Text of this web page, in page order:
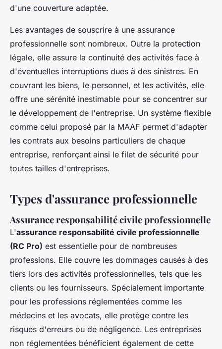
d'une couverture adaptée.
Les avantages de souscrire à une assurance
professionnelle sont nombreux. Outre la protection
légale, elle assure la continuité des activités face à
d'éventuelles interruptions dues à des sinistres. En
couvrant les biens, le personnel, et les activités, elle
offre une sérénité inestimable pour se concentrer sur
le développement de l'entreprise. Un système flexible
comme celui proposé par la MAAF permet d'adapter
les contrats aux besoins particuliers de chaque
entreprise, renforçant ainsi le filet de sécurité pour
toutes tailles d'entreprises.
Types d'assurance professionnelle
Assurance responsabilité civile professionnelle
L'assurance responsabilité civile professionnelle
(RC Pro) est essentielle pour de nombreuses
professions. Elle couvre les dommages causés à des
tiers lors des activités professionnelles, tels que les
clients ou les fournisseurs. Spécialement importante
pour les professions réglementées comme les
médecins et les avocats, elle protège contre les
risques d'erreurs ou de négligence. Les entreprises
non réglementées bénéficient également de cette